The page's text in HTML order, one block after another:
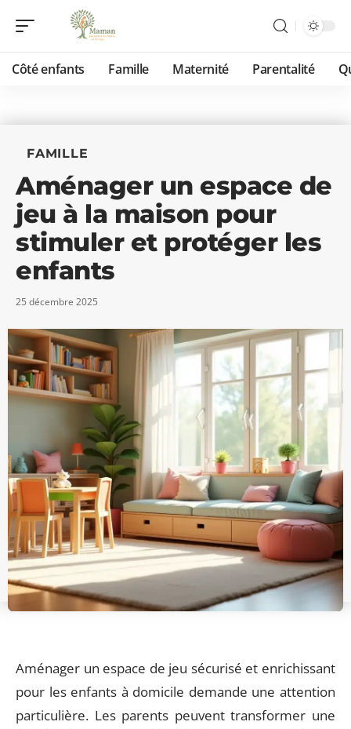
Côté enfants Famille Maternité Parentalité
FAMILLE
Aménager un espace de
jeu à la maison pour
stimuler et protéger les
enfants
25 décembre 2025
Aménager un espace de jeu sécurisé et enrichissant
pour les enfants à domicile demande une attention
particulière. Les parents peuvent transformer une